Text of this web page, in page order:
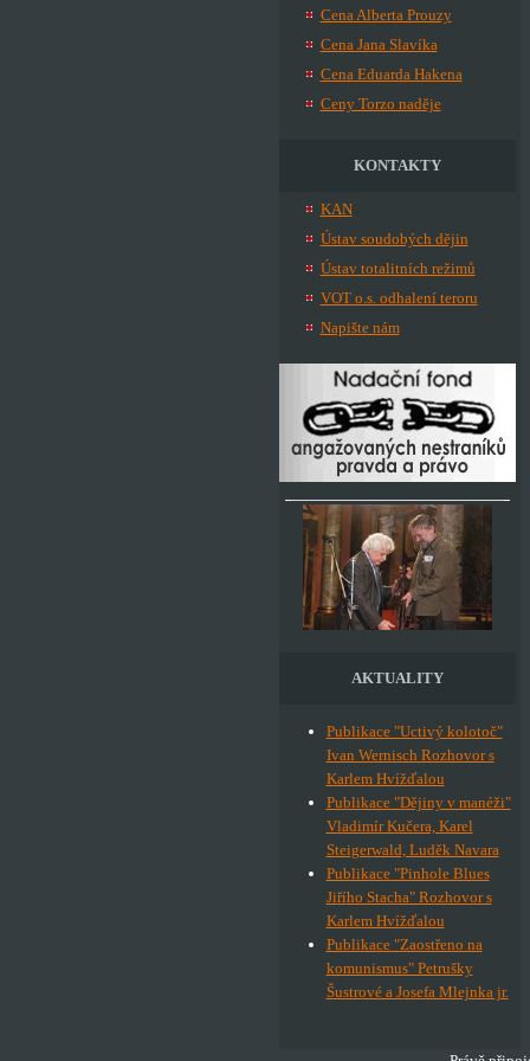
Cena Alberta Prouzy
Cena Jana Slavíka
Cena Eduarda Hakena
Ceny Torzo naděje
KONTAKTY
KAN
Ústav soudobých dějin
Ústav totalitních režimů
VOT o.s. odhalení teroru
Napište nám
AKTUALITY
Publikace "Uctivý kolotoč"
Ivan Wernisch Rozhovor s
Karlem Hvížďalou
Publikace "Dějiny v manéži"
Vladimír Kučera, Karel
Steigerwald, Luděk Navara
Publikace "Pinhole Blues
Jiřího Stacha" Rozhovor s
Karlem Hvížďalou
Publikace "Zaostřeno na
komunismus" Petrušky
Šustrové a Josefa Mlejnka jr.